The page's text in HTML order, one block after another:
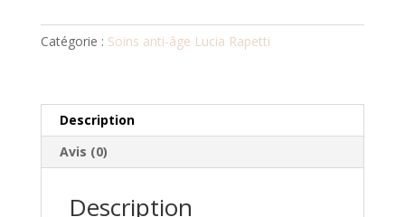
Catégorie : Soins anti-âge Lucia Rapetti
Description
Avis (0)
Description